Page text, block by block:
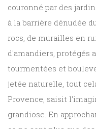
couronné par des
à la barrière dénudée
rocs, de murailles en
d'amandiers, protégés
tourmentées et
jetée naturelle, tout
Provence, saisit
grandiose. En